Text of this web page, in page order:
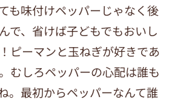
も味付けペッパーじゃなく後
で、省けば子どもでもおいし
ピーマンと玉ねぎが好きであ
むしろペッパーの心配は誰も
。最初からペッパーなんて誰